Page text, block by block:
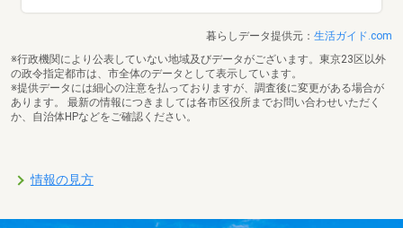
暮らしデータ提供元： 生活ガイド.com
※行政機関により公表していない地域及びデータがございます。東京23区以外
の政令指定都市は、市全体のデータとして表示しています。
※提供データには細心の注意を払っておりますが、調査後に変更がある場合が
あります。 最新の情報につきましては各市区役所までお問い合わせいただく
か、自治体HPなどをご確認ください。
情報の見方